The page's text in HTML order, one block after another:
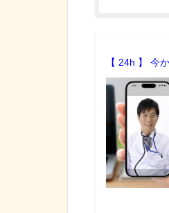
【 24h 】 今